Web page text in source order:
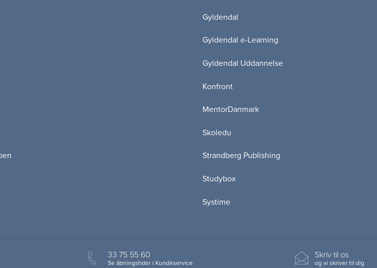
Gyldendal
Gyldendal e-Learning
Gyldendal Uddannelse
Konfront
MentorDanmark
Skoledu
Strandberg Publishing
Studybox
Systime
33 75 55 60
Se åbningstider i Kundeservice
Skriv til os
og vi skriver til dig